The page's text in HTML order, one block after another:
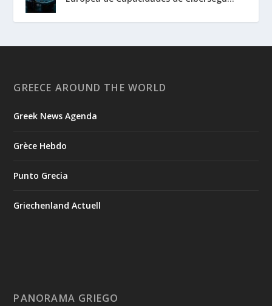
GREECE AROUND THE WORLD
Greek News Agenda
Grèce Hebdo
Punto Grecia
Griechenland Actuell
PANORAMA GRIEGO